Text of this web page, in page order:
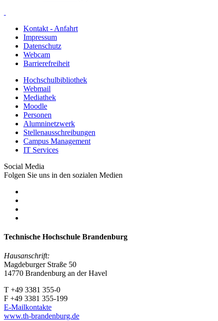
Kontakt - Anfahrt
Impressum
Datenschutz
Webcam
Barrierefreiheit
Hochschulbibliothek
Webmail
Mediathek
Moodle
Personen
Alumninetzwerk
Stellenausschreibungen
Campus Management
IT Services
Social Media
Folgen Sie uns in den sozialen Medien
Technische Hochschule Brandenburg
Hausanschrift:
Magdeburger Straße 50
14770 Brandenburg an der Havel
T +49 3381 355-0
F +49 3381 355-199
E-Mailkontakte
www.th-brandenburg.de